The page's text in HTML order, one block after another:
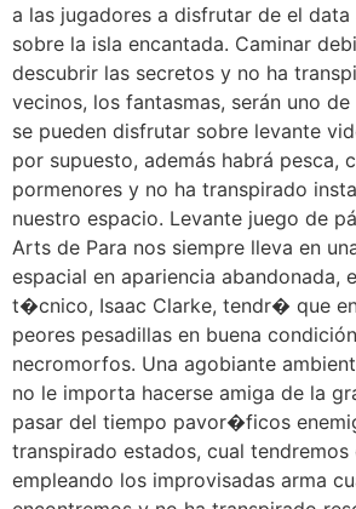
a las jugadores a disfrutar de el data
sobre la isla encantada. Caminar
descubrir las secretos y no ha
vecinos, los fantasmas, serán uno
se pueden disfrutar sobre levante
por supuesto, además habrá pesca,
pormenores y no ha transpirado
nuestro espacio. Levante juego de
Arts de Para nos siempre lleva en
espacial en apariencia abandonada,
t�cnico, Isaac Clarke, tendr� que
peores pesadillas en buena
necromorfos. Una agobiante
no le importa hacerse amiga de la
pasar del tiempo pavor�ficos
transpirado estados, cual tendremos
empleando los improvisadas arma